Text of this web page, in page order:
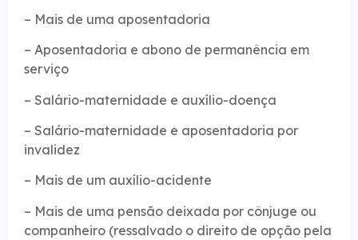
– Mais de uma aposentadoria
– Aposentadoria e abono de permanência em
serviço
– Salário-maternidade e auxílio-doença
– Salário-maternidade e aposentadoria por
invalidez
– Mais de um auxílio-acidente
– Mais de uma pensão deixada por cônjuge ou
companheiro (ressalvado o direito de opção pela